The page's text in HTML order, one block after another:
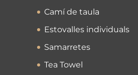
Camí de taula
Estovalles individuals
Samarretes
Tea Towel